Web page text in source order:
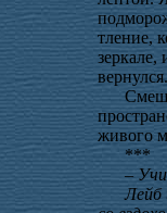
тление,
зеркале,
вернулся.
живого
***
–
Лейб